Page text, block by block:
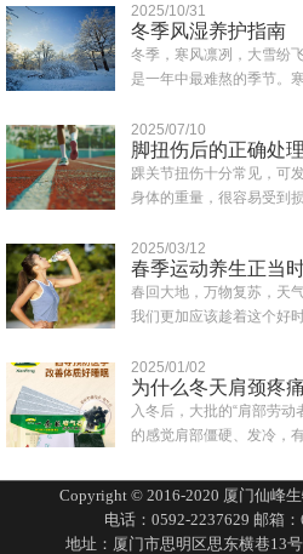
2025/10/31
冬季风湿养护指南
冬季，寒风凛冽，大雪纷
是一年中最难熬的季节。
2025/07/10
脚扭伤后的正确处
踝关节扭伤十分常见，可
身体的重量，很容易受到
2025/03/12
春季运动养生正当
春回大地，万物复苏，天
我们更加应该趁着这个好
2025/01/02
为什么冬天肩颈疼
入冬后，大批的“肩部劳
的感觉肩部僵硬、发冷，
Copyright © 2016-2020 厦门仙峰
电话：0592-2237629 邮箱
地址：厦门市思明区思东横巷13